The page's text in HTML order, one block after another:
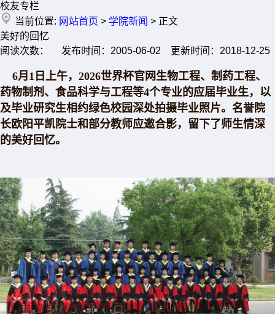
校友专栏
当前位置: 网站首页 > 学院新闻 > 正文
美好的回忆
阅读次数： 发布时间：2005-06-02 更新时间：2018-12-25
6月1日上午，2026世界杯官网生物工程、制药工程、
药物制剂、食品科学与工程等4个专业的应届毕业生，以
及毕业研究生相约绿色校园深处拍摄毕业照片。名誉院
长欧阳平凯院士和部分教师应邀合影，留下了师生情深
的美好回忆。